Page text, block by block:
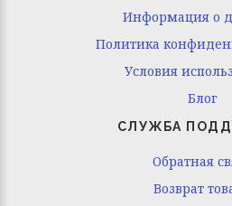
Информация о
Политика
Условия
Блог
СЛУЖБА
Обратная
Возврат